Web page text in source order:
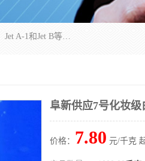
航空煤油（Jet Fuel）是专门为喷气式航空发动机设计的高纯度燃料，主要分为Jet A、Jet A-1和Jet B等类型。其特点是闪点高、低温流动性好，并添加了抗静电剂和抗氧化剂以确保飞行安全。航空煤油需
阜新供应7号化妆
价格： 7.80 元/千克